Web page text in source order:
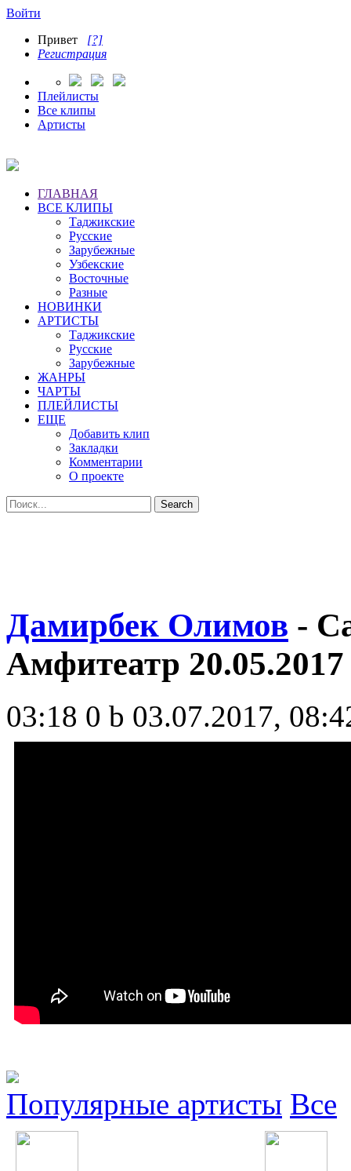
Войти
Привет [?]
Регистрация
Плейлисты
Все клипы
Артисты
ГЛАВНАЯ
ВСЕ КЛИПЫ
Таджикские
Русские
Зарубежные
Узбекские
Восточные
Разные
НОВИНКИ
АРТИСТЫ
Таджикские
Русские
Зарубежные
ЖАНРЫ
ЧАРТЫ
ПЛЕЙЛИСТЫ
ЕЩЕ
Добавить клип
Закладки
Комментарии
О проекте
Дамирбек Олимов -
Амфитеатр 20.05.2017
03:18 0 b 03.07.2017,
Популярные артисты Все